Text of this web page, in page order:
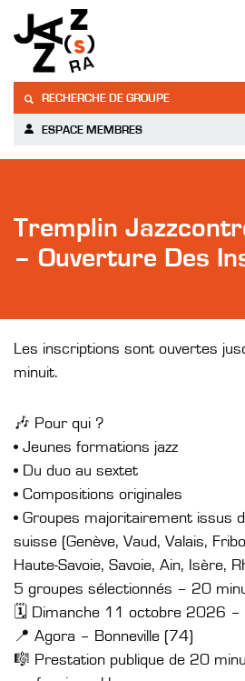
RECHERCHE DE GROUPE
ESPACE MEMBRES
Tremplin
– Ouverture Des
Les inscriptions sont ouvertes
minuit.
🎶 Pour qui ?
• Jeunes formations jazz
• Du duo au sextet
• Compositions originales
• Groupes majoritairement issus
suisse (Genève, Vaud, Valais,
Haute-Savoie, Savoie, Ain, Isère,
5 groupes sélectionnés – 20
🗓 Dimanche 11 octobre 2026 –
📍 Agora – Bonneville (74)
🎼 Prestation publique de 20